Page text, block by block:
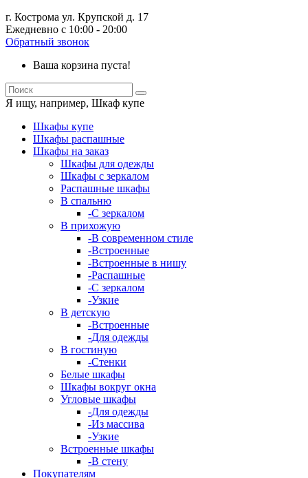
г. Кострома ул. Крупской д. 17
Ежедневно с 10:00 - 20:00
Обратный звонок
Ваша корзина пуста!
Я ищу, например, Шкаф купе
Шкафы купе
Шкафы распашные
Шкафы на заказ
Шкафы для одежды
Шкафы с зеркалом
Распашные шкафы
В спальню
-С зеркалом
В прихожую
-В современном стиле
-Встроенные
-Встроенные в нишу
-Распашные
-С зеркалом
-Узкие
В детскую
-Встроенные
-Для одежды
В гостиную
-Стенки
Белые шкафы
Шкафы вокруг окна
Угловые шкафы
-Для одежды
-Из массива
-Узкие
Встроенные шкафы
-В стену
Покупателям